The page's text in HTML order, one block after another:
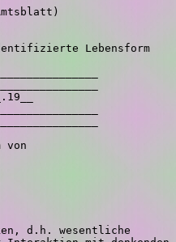
Lebensform
d.h. wesentliche